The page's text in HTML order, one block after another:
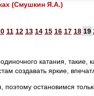
(Смушкин Я.А.)
11 12 13 14 15 16 17 18 19
катания, такие,
создавать яркие,
остановимся